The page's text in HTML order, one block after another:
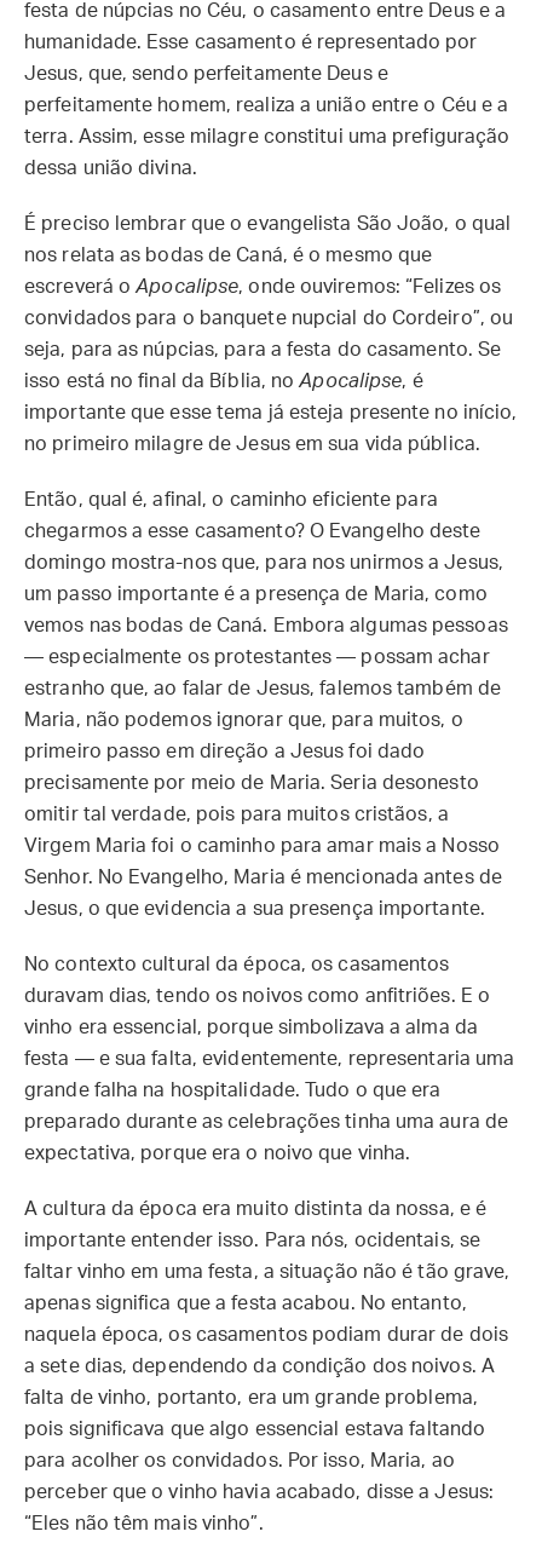
festa de núpcias no Céu, o casamento entre Deus e a
humanidade. Esse casamento é representado por
Jesus, que, sendo perfeitamente Deus e
perfeitamente homem, realiza a união entre o Céu e a
terra. Assim, esse milagre constitui uma prefiguração
dessa união divina.
É preciso lembrar que o evangelista São João, o qual
nos relata as bodas de Caná, é o mesmo que
escreverá oApocalipse, onde ouviremos: “Felizes os
convidados para o banquete nupcial do Cordeiro”, ou
seja, para as núpcias, para a festa do casamento. Se
isso está no final da Bíblia, noApocalipse, é
importante que esse tema já esteja presente no início,
no primeiro milagre de Jesus em sua vida pública.
Então, qual é, afinal, o caminho eficiente para
chegarmos a esse casamento? O Evangelho deste
domingo mostra-nos que, para nos unirmos a Jesus,
um passo importante é a presença de Maria, como
vemos nas bodas de Caná. Embora algumas pessoas
— especialmente os protestantes — possam achar
estranho que, ao falar de Jesus, falemos também de
Maria, não podemos ignorar que, para muitos, o
primeiro passo em direção a Jesus foi dado
precisamente por meio de Maria. Seria desonesto
omitir tal verdade, pois para muitos cristãos, a
Virgem Maria foi o caminho para amar mais a Nosso
Senhor. No Evangelho, Maria é mencionada antes de
Jesus, o que evidencia a sua presença importante.
No contexto cultural da época, os casamentos
duravam dias, tendo os noivos como anfitriões. E o
vinho era essencial, porque simbolizava a alma da
festa — e sua falta, evidentemente, representaria uma
grande falha na hospitalidade. Tudo o que era
preparado durante as celebrações tinha uma aura de
expectativa, porque era o noivo que vinha.
A cultura da época era muito distinta da nossa, e é
importante entender isso. Para nós, ocidentais, se
faltar vinho em uma festa, a situação não é tão grave,
apenas significa que a festa acabou. No entanto,
naquela época, os casamentos podiam durar de dois
a sete dias, dependendo da condição dos noivos. A
falta de vinho, portanto, era um grande problema,
pois significava que algo essencial estava faltando
para acolher os convidados. Por isso, Maria, ao
perceber que o vinho havia acabado, disse a Jesus:
“Eles não têm mais vinho”.